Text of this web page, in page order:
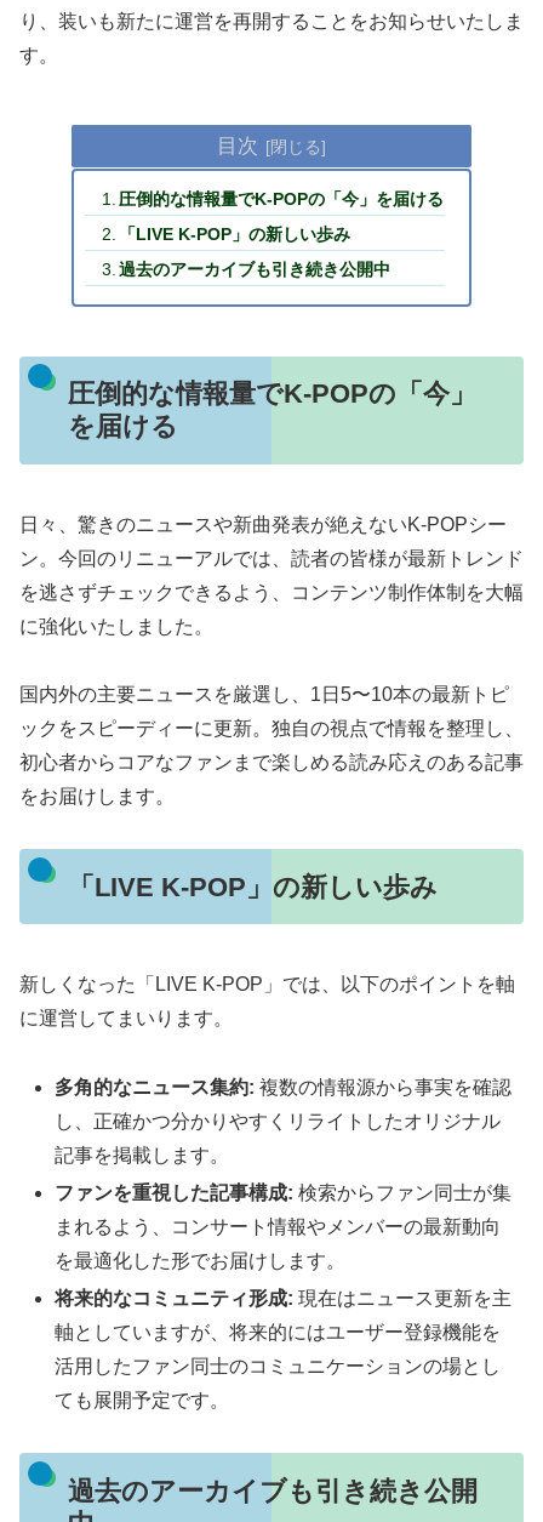
り、装いも新たに運営を再開することをお知らせいたしま
す。
目次
圧倒的な情報量でK-POPの「今」を届ける
「LIVE K-POP」の新しい歩み
過去のアーカイブも引き続き公開中
圧倒的な情報量でK-POPの「今」
を届ける
日々、驚きのニュースや新曲発表が絶えないK-POPシー
ン。今回のリニューアルでは、読者の皆様が最新トレンド
を逃さずチェックできるよう、コンテンツ制作体制を大幅
に強化いたしました。
国内外の主要ニュースを厳選し、1日5〜10本の最新トピ
ックをスピーディーに更新。独自の視点で情報を整理し、
初心者からコアなファンまで楽しめる読み応えのある記事
をお届けします。
「LIVE K-POP」の新しい歩み
新しくなった「LIVE K-POP」では、以下のポイントを軸
に運営してまいります。
多角的なニュース集約: 複数の情報源から事実を確認
し、正確かつ分かりやすくリライトしたオリジナル
記事を掲載します。
ファンを重視した記事構成: 検索からファン同士が集
まれるよう、コンサート情報やメンバーの最新動向
を最適化した形でお届けします。
将来的なコミュニティ形成: 現在はニュース更新を主
軸としていますが、将来的にはユーザー登録機能を
活用したファン同士のコミュニケーションの場とし
ても展開予定です。
過去のアーカイブも引き続き公開